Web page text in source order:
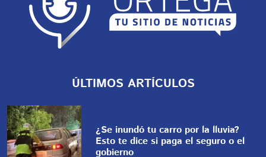
ÚLTIMOS ARTÍCULOS
¿Se inundó tu carro por la lluvia?
Esto te dice si paga el seguro o el
gobierno